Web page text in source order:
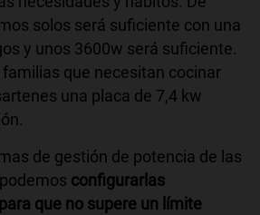
solos será suficiente con una
y unos 3600w será suficiente.
que necesitan cocinar
una placa de 7,4 kw
de gestión de potencia de las
configurarlas
que no supere un límite